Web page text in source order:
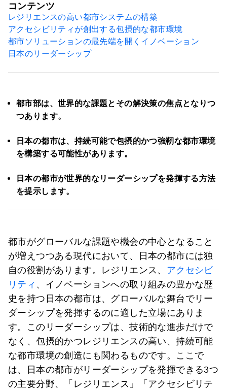
都市部は、世界的な課題とその解決策の焦点となりつ
つあります。
日本の都市は、持続可能で包摂的かつ強靭な都市環境
を構築する可能性があります。
日本の都市が世界的なリーダーシップを発揮する方法
を提示します。
都市がグローバルな課題や機会の中心となること
が増えつつある現代において、日本の都市には独
自の役割があります。レジリエンス、 アクセシビ
リティ 、イノベーションへの取り組みの豊かな歴
史を持つ日本の都市は、グローバルな舞台でリー
ダーシップを発揮するのに適した立場にありま
す。このリーダーシップは、技術的な進歩だけで
なく、包摂的かつレジリエンスの高い、持続可能
な都市環境の創造にも関わるものです。ここで
は、日本の都市がリーダーシップを発揮できる3つ
の主要分野、「レジリエンス」「アクセシビリテ
コンテンツ
レジリエンスの高い都市システムの構築
アクセシビリティが創出する包摂的な都市環境
都市ソリューションの最先端を開くイノベーション
日本のリーダーシップ